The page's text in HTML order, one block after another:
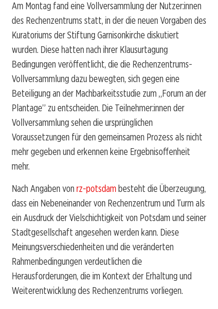
Am Montag fand eine Vollversammlung der Nutzer:innen
des Rechenzentrums statt, in der die neuen Vorgaben des
Kuratoriums der Stiftung Garnisonkirche diskutiert
wurden. Diese hatten nach ihrer Klausurtagung
Bedingungen veröffentlicht, die die Rechenzentrums-
Vollversammlung dazu bewegten, sich gegen eine
Beteiligung an der Machbarkeitsstudie zum „Forum an der
Plantage” zu entscheiden. Die Teilnehmer:innen der
Vollversammlung sehen die ursprünglichen
Voraussetzungen für den gemeinsamen Prozess als nicht
mehr gegeben und erkennen keine Ergebnisoffenheit
mehr.
Nach Angaben von rz-potsdam besteht die Überzeugung,
dass ein Nebeneinander von Rechenzentrum und Turm als
ein Ausdruck der Vielschichtigkeit von Potsdam und seiner
Stadtgesellschaft angesehen werden kann. Diese
Meinungsverschiedenheiten und die veränderten
Rahmenbedingungen verdeutlichen die
Herausforderungen, die im Kontext der Erhaltung und
Weiterentwicklung des Rechenzentrums vorliegen.